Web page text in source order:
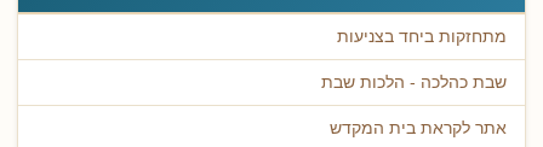
מתחזקות ביחד בצניעות
שבת כהלכה - הלכות שבת
אתר לקראת בית המקדש